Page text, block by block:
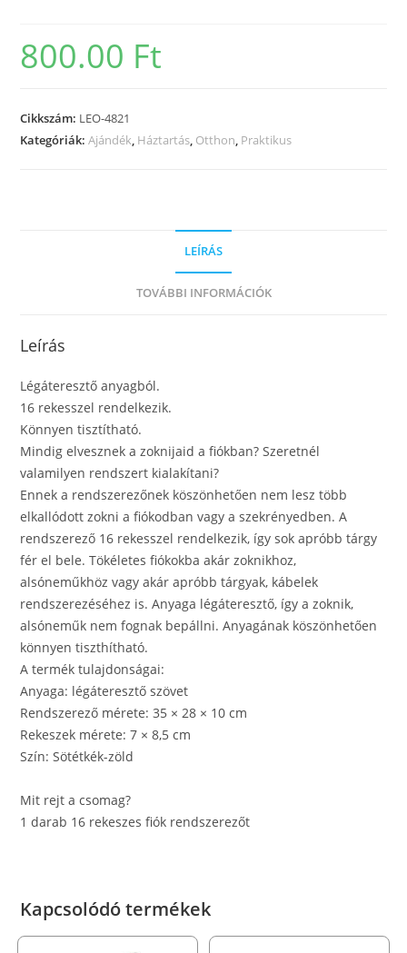
800.00 Ft
Cikkszám: LEO-4821
Kategóriák:Ajándék, Háztartás, Otthon, Praktikus
LEÍRÁS
TOVÁBBI INFORMÁCIÓK
Leírás
Légáteresztő anyagból.
16 rekesszel rendelkezik.
Könnyen tisztítható.
Mindig elvesznek a zoknijaid a fiókban? Szeretnél
valamilyen rendszert kialakítani?
Ennek a rendszerezőnek köszönhetően nem lesz több
elkallódott zokni a fiókodban vagy a szekrényedben. A
rendszerező 16 rekesszel rendelkezik, így sok apróbb tárgy
fér el bele. Tökéletes fiókokba akár zoknikhoz,
alsóneműkhöz vagy akár apróbb tárgyak, kábelek
rendszerezéséhez is. Anyaga légáteresztő, így a zoknik,
alsóneműk nem fognak bepállni. Anyagának köszönhetően
könnyen tiszthítható.
A termék tulajdonságai:
Anyaga: légáteresztő szövet
Rendszerező mérete: 35 × 28 × 10 cm
Rekeszek mérete: 7 × 8,5 cm
Szín: Sötétkék-zöld
Mit rejt a csomag?
1 darab 16 rekeszes fiók rendszerezőt
Kapcsolódó termékek